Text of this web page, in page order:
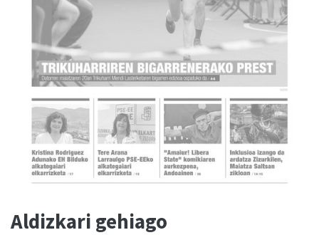
Aldizkari gehiago